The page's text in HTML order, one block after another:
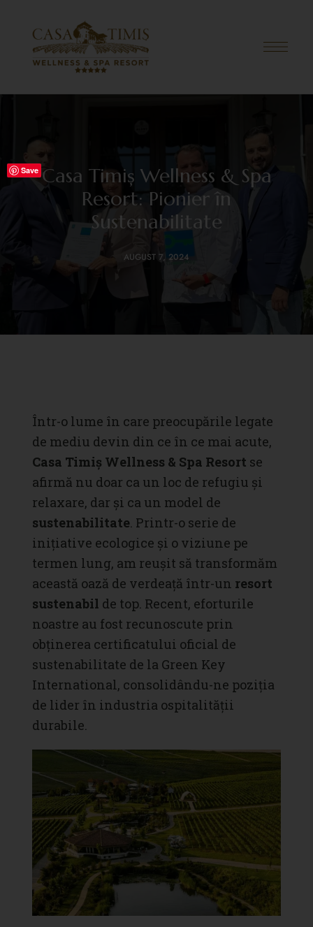
Casa Timiș Wellness & Spa
Resort: Pionier în
Sustenabilitate
AUGUST 7, 2024
Într-o lume în care preocupările legate
de mediu devin din ce în ce mai acute,
Casa Timiș Wellness & Spa Resort se
afirmă nu doar ca un loc de refugiu și
relaxare, dar și ca un model de
sustenabilitate. Printr-o serie de
inițiative ecologice și o viziune pe
termen lung, am reușit să transformăm
această oază de verdeață într-un resort
sustenabil de top. Recent, eforturile
noastre au fost recunoscute prin
obținerea certificatului oficial de
sustenabilitate de la Green Key
International, consolidându-ne poziția
de lider în industria ospitalității
durabile.
Save